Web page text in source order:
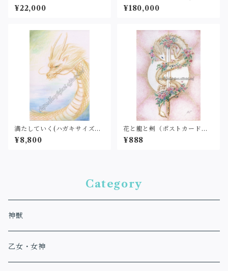
w world②(25cm角)
¥22,000
ズ）原画
¥180,000
満たしていく(ハガキサイズ）
原画
¥8,800
花と龍と剣（ポストカードサ
イズ・印刷）
¥888
Category
神獣
乙女・女神